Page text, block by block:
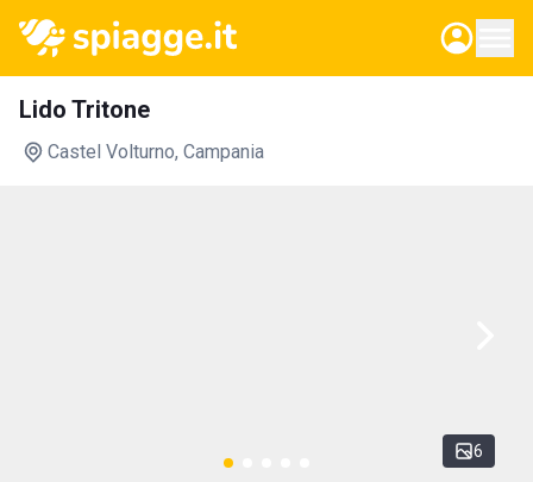
Lido Tritone
Castel Volturno, Campania
6